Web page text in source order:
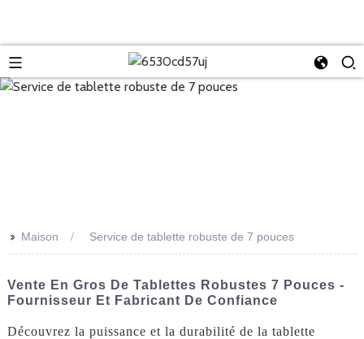
>> Maison Service de tablette robuste de 7 pouces
Vente En Gros De Tablettes Robustes 7 Pouces -
Fournisseur Et Fabricant De Confiance
Découvrez la puissance et la durabilité de la tablette